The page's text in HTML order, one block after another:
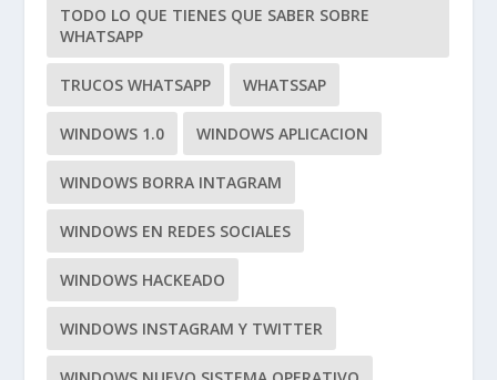
TODO LO QUE TIENES QUE SABER SOBRE
WHATSAPP
TRUCOS WHATSAPP WHATSSAP
WINDOWS 1.0 WINDOWS APLICACION
WINDOWS BORRA INTAGRAM
WINDOWS EN REDES SOCIALES
WINDOWS HACKEADO
WINDOWS INSTAGRAM Y TWITTER